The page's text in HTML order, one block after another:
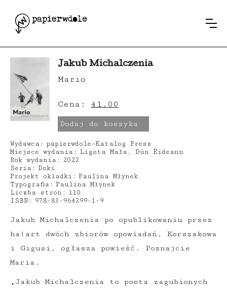
Jakub Michalczenia po opublikowaniu przez
ha!art dwóch zbiorów opowiadań, Korszakowa
i Gigusi, ogłasza powieść. Poznajcie
Maria.
„Jakub Michalczenia to poeta zagubionych
Wydawca: papierwdole–Katalog Press
Miejsce wydania: Ligota Mała, Dùn Éideann
Rok wydania:
2022
Seria: Doki
Projekt okładki: Paulina Młynek
Typografia: Paulina Młynek
Liczba stron: 110
ISBN:
978-83-964299-1-9
Jakub Michalczenia
Mario
Cena: 41.00
Dodaj do koszyka